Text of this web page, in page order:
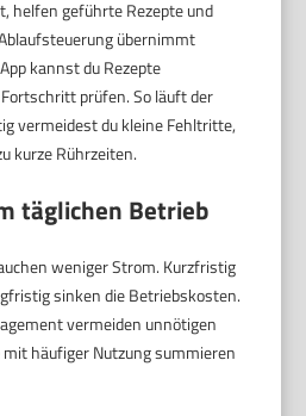
helfen geführte Rezepte und
übernimmt
kannst du Rezepte
prüfen. So läuft der
vermeidest du kleine Fehltritte,
kurze Rührzeiten.
täglichen Betrieb
weniger Strom. Kurzfristig
sinken die Betriebskosten.
vermeiden unnötigen
häufiger Nutzung summieren